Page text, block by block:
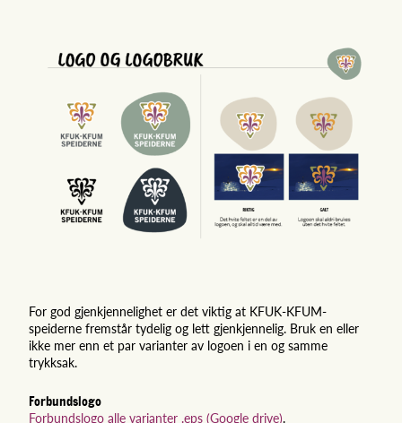
For god gjenkjennelighet er det viktig at KFUK-KFUM-
speiderne fremstår tydelig og lett gjenkjennelig. Bruk en eller
ikke mer enn et par varianter av logoen i en og samme
trykksak.
Forbundslogo
Forbundslogo alle varianter .eps (Google drive).